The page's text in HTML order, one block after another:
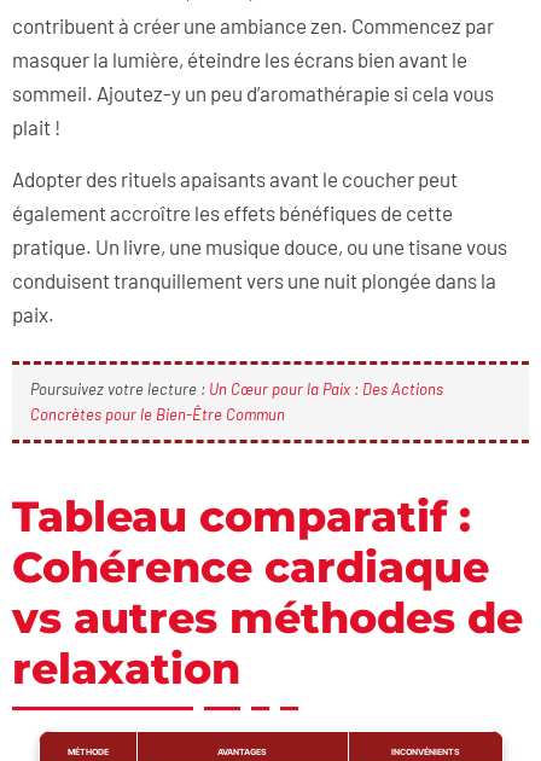
contribuent à créer une ambiance zen. Commencez par
masquer la lumière, éteindre les écrans bien avant le
sommeil. Ajoutez-y un peu d’aromathérapie si cela vous
plait !
Adopter des rituels apaisants avant le coucher peut
également accroître les effets bénéfiques de cette
pratique. Un livre, une musique douce, ou une tisane vous
conduisent tranquillement vers une nuit plongée dans la
paix.
Poursuivez votre lecture : Un Cœur pour la Paix : Des Actions
Concrètes pour le Bien-Être Commun
Tableau comparatif :
Cohérence cardiaque
vs autres méthodes de
relaxation
MÉTHODE AVANTAGES INCONVÉNIENTS